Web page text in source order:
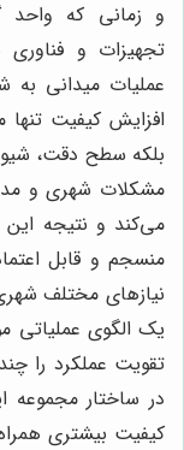
و زمانی که واحد
تجهیزات و
عملیات میدانی
افزایش کیفیت
بلکه سطح دقت،
مشکلات شهری و
می‌کند و نتیجه
منسجم و قابل
نیازهای مختلف
یک الگوی عملیاتی
تقویت عملکرد را
در ساختار مجموعه
کیفیت بیشتری